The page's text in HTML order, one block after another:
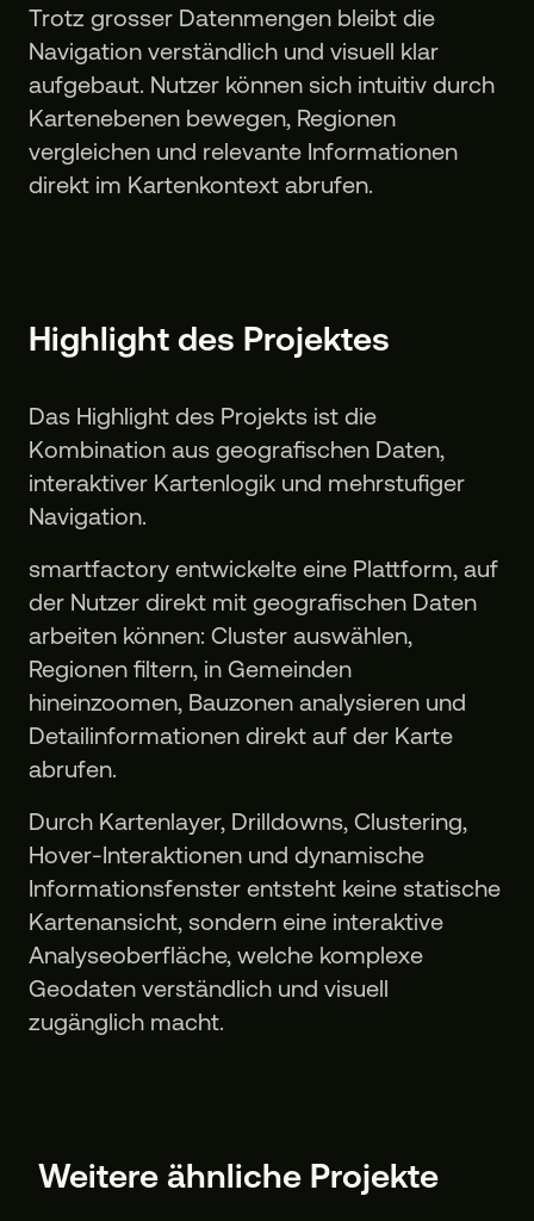
Trotz grosser Datenmengen bleibt die
Navigation verständlich und visuell klar
aufgebaut. Nutzer können sich intuitiv durch
Kartenebenen bewegen, Regionen
vergleichen und relevante Informationen
direkt im Kartenkontext abrufen.
Highlight des Projektes
Das Highlight des Projekts ist die
Kombination aus geografischen Daten,
interaktiver Kartenlogik und mehrstufiger
Navigation.
smartfactory entwickelte eine Plattform, auf
der Nutzer direkt mit geografischen Daten
arbeiten können: Cluster auswählen,
Regionen filtern, in Gemeinden
hineinzoomen, Bauzonen analysieren und
Detailinformationen direkt auf der Karte
abrufen.
Durch Kartenlayer, Drilldowns, Clustering,
Hover-Interaktionen und dynamische
Informationsfenster entsteht keine statische
Kartenansicht, sondern eine interaktive
Analyseoberfläche, welche komplexe
Geodaten verständlich und visuell
zugänglich macht.
Weitere ähnliche Projekte